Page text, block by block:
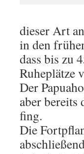
dieser Art
in den
dass bis zu
Ruheplätze
Der
aber bereits
fing.
Die